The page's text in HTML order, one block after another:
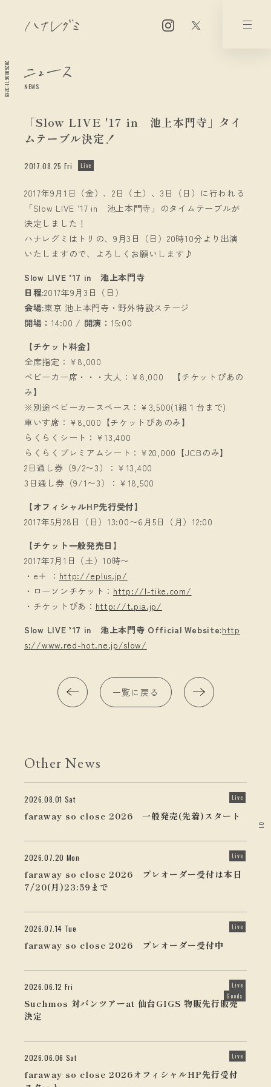
2026.08.06 11:37:10
01
NEWS
「Slow LIVE '17 in 池上本門寺」タイ
ムテーブル決定！
2017.08.25 Fri Live
2017年9月1日（金）、2日（土）、3日（日）に行われる
「Slow LIVE ’17 in 池上本門寺」のタイムテーブルが
決定しました！
ハナレグミはトリの、9月3日（日）20時10分より出演
いたしますので、よろしくお願いします♪
Slow LIVE ’17 in 池上本門寺
日程:2017年9月3日（日）
会場:東京 池上本門寺・野外特設ステージ
開場： 14:00 / 開演： 15:00
【チケット料金】
全席指定：￥8,000
ベビーカー席・・・大人：￥8,000 【チケットぴあの
み】
※別途ベビーカースペース：￥3,500(1組１台まで)
車いす席：￥8,000【チケットぴあのみ】
らくらくシート：￥13,400
らくらくプレミアムシート：￥20,000【JCBのみ】
2日通し券（9/2〜3）：￥13,400
3日通し券（9/1〜3）：￥18,500
【オフィシャルHP先行受付】
2017年5月28日（日）13:00〜6月5日（月）12:00
【チケット一般発売日】
2017年7月1日（土）10時〜
・e＋ ： http://eplus.jp/
・ローソンチケット： http://l-tike.com/
・チケットぴあ： http://t.pia.jp/
Slow LIVE ’17 in 池上本門寺 Official Website:http
s://www.red-hot.ne.jp/slow/
一覧に戻る
Other News
2026.08.01 Sat Live
faraway so close 2026 一般発売(先着)スタート
2026.07.20 Mon Live
faraway so close 2026 プレオーダー受付は本日
7/20(月)23:59まで
2026.07.14 Tue Live
faraway so close 2026 プレオーダー受付中
2026.06.12 Fri
Live
Goods
Suchmos 対バンツアーat 仙台GIGS 物販先行販売
決定
2026.06.06 Sat Live
faraway so close 2026オフィシャルHP先行受付